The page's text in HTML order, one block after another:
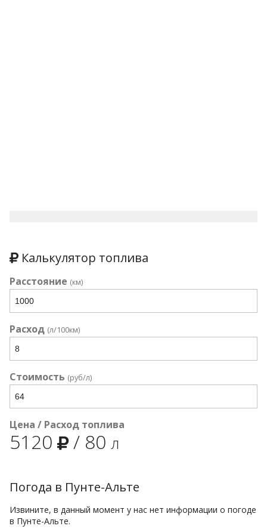
Калькулятор топлива
Расстояние (км)
Расход (л/100км)
Стоимость (руб/л)
Цена / Расход топлива
5120 / 80 л
Погода в Пунте-Альте
Извините, в данный момент у нас нет информации о погоде
в Пунте-Альте.